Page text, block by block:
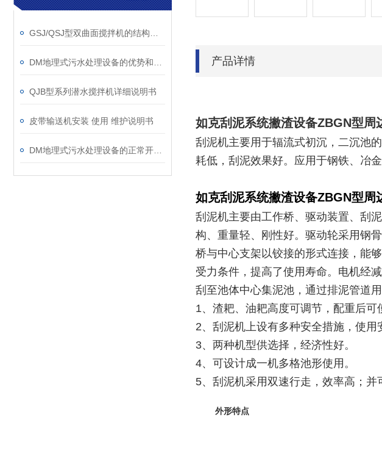
QJB型系列潜水搅拌机详细说明书
皮带输送机安装 使用 维护说明书
产品详情
如克刮泥系统撇渣设备ZBGN型周
刮泥机主要用于辐流式初沉，二沉池
耗低，刮泥效果好。应用于钢铁、冶
如克刮泥系统撇渣设备ZBGN型周
刮泥机主要由工作桥、驱动装置、刮
构、重量轻、刚性好。驱动轮采用钢
桥与中心支架以铰接的形式连接，能
受力条件，提高了使用寿命。电机经
刮至池体中心集泥池，通过排泥管道
1、渣耙、油耙高度可调节，配重后可
2、刮泥机上设有多种安全措施，使用
3、两种机型供选择，经济性好。
4、可设计成一机多格池形使用。
5、刮泥机采用双速行走，效率高；并
外形特点